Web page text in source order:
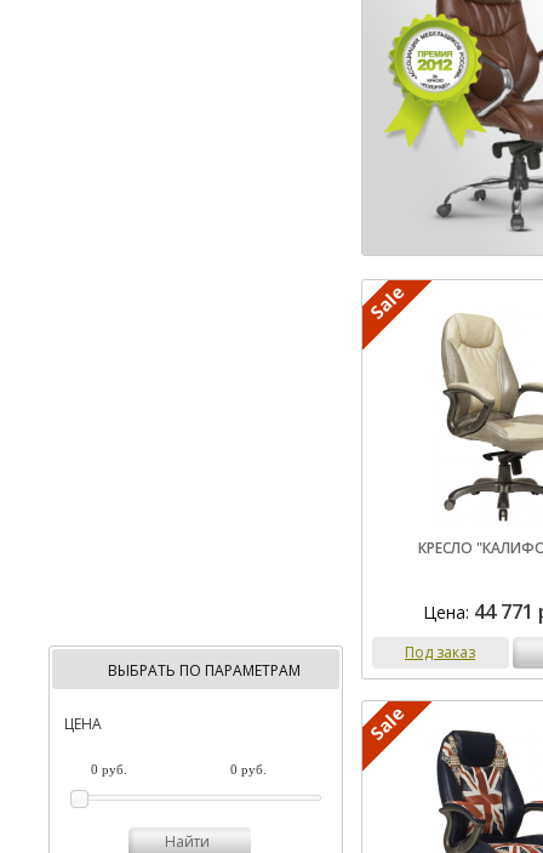
ВЫБРАТЬ ПО ПАРАМЕТРАМ
ЦЕНА
Найти
КРЕСЛО
Цена: 44 771
Под заказ